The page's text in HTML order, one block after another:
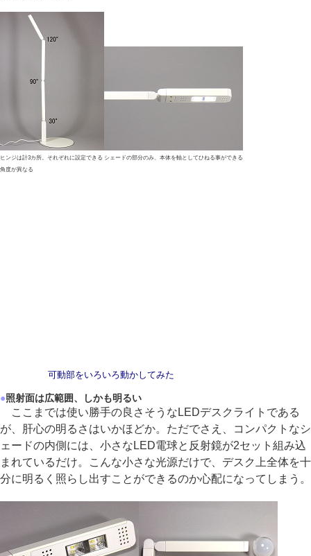
ヒンジは計3カ所。それぞれに設定できる
角度が異なる
シェードの部分のみ、本体を軸としてひねる事ができる
可動部をいろいろ動かしてみた
●照射面は広範囲、しかも明るい
ここまでは使い勝手の良さそうなLEDデスクライトである
が、肝心の明るさはいかほどか。ただでさえ、コンパクトなシ
ェードの内側には、小さなLED電球と反射鏡が2セット組み込
まれているだけ。こんな小さな光源だけで、デスク上全体を十
分に明るく照らし出すことができるのか心配になってしまう。